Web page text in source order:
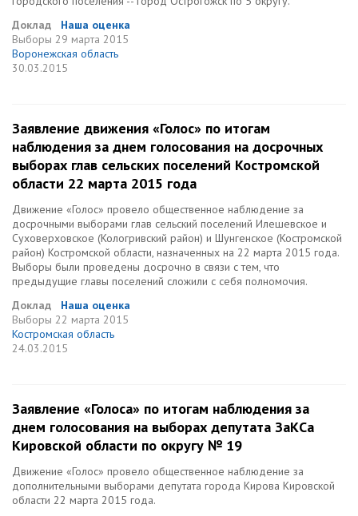
Доклад
Наша оценка
Выборы 29 марта 2015
Воронежская область
30.03.2015
Заявление движения «Голос» по итогам
наблюдения за днем голосования на досрочных
выборах глав сельских поселений Костромской
области 22 марта 2015 года
Движение «Голос» провело общественное наблюдение за
досрочными выборами глав сельский поселений Илешевское и
Суховерховское (Кологривский район) и Шунгенское (Костромской
район) Костромской области, назначенных на 22 марта 2015 года.
Выборы были проведены досрочно в связи с тем, что
предыдущие главы поселений сложили с себя полномочия.
Доклад
Наша оценка
Выборы 22 марта 2015
Костромская область
24.03.2015
Заявление «Голоса» по итогам наблюдения за
днем голосования на выборах депутата ЗаКСа
Кировской области по округу № 19
Движение «Голос» провело общественное наблюдение за
дополнительными выборами депутата города Кирова Кировской
области 22 марта 2015 года.